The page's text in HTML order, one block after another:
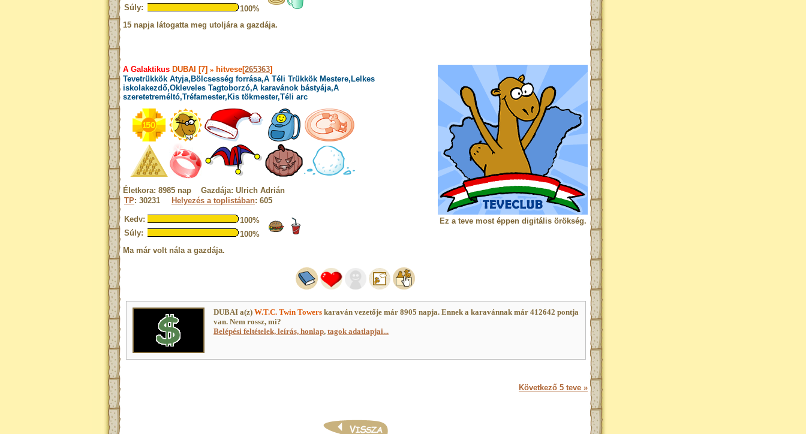
Súly:
100%
15 napja látogatta meg utoljára a gazdája.
A Galaktikus DUBAI [7] » hitvese[265363]
Tevetrükkök Atyja,Bölcsesség forrása,A Téli Trükkök Mestere,Lelkes
iskolakezdő,Okleveles Tagtoborzó,A karavánok bástyája,A
szeretetreméltó,Tréfamester,Kis tökmester,Téli arc
Életkora: 8985 nap Gazdája: Ulrich Adrián
TP: 30231 Helyezés a toplistában: 605
Kedv:
100%
Súly:
100%
Ma már volt nála a gazdája.
Ez a teve most éppen digitális örökség.
DUBAI a(z) W.T.C. Twin Towers karaván vezetője már 8905 napja. Ennek a karavánnak már 412642 pontja
van. Nem rossz, mi?
Belépési feltételek, leírás, honlap, tagok adatlapjai...
Következő 5 teve »